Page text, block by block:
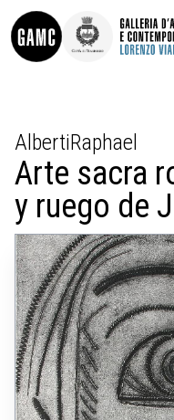
INFO
CONTATTI
DIDATTICA
SHOP
LE COLLEZIONI
GLI AUTORI
LORENZO VIANI
MOSTRE
EVENTI
PALAZZO DELLE MUSE
AlbertiRaphael
Arte sacra
y ruego de